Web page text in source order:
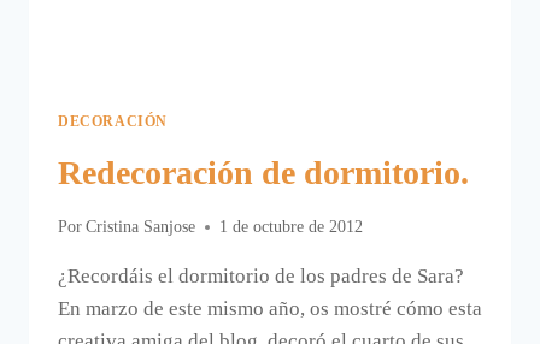
DECORACIÓN
Redecoración de dormitorio.
Por Cristina Sanjose 1 de octubre de 2012
¿Recordáis el dormitorio de los padres de Sara?
En marzo de este mismo año, os mostré cómo esta